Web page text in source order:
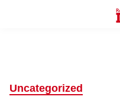
Uncategorized